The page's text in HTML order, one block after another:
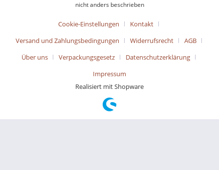
nicht anders beschrieben
Cookie-Einstellungen
Kontakt
Versand und Zahlungsbedingungen
Widerrufsrecht
AGB
Über uns
Verpackungsgesetz
Datenschutzerklärung
Impressum
Realisiert mit Shopware